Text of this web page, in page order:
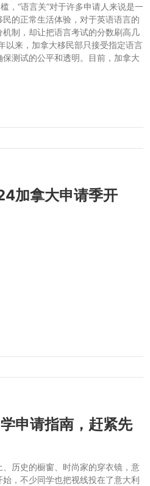
，“语言关”对于许多申请人来说是一
的正常生活体验，对于英语语言的
制，却让把语言考试的分数刷高几
以来，加拿大移民部只接受指定语言
测试的公平和透明。目前，加拿大
加拿大申请季开
申请指南，赶紧先
历史的橱窗、时尚家的穿衣镜，意
，不少同学也把视线投在了意大利